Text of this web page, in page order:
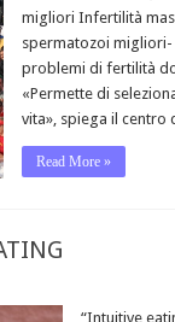
migliori Infertilità
spermatozoi migliori-
problemi di fertilità
«Permette di
vita», spiega il
Read More »
“Intuitive